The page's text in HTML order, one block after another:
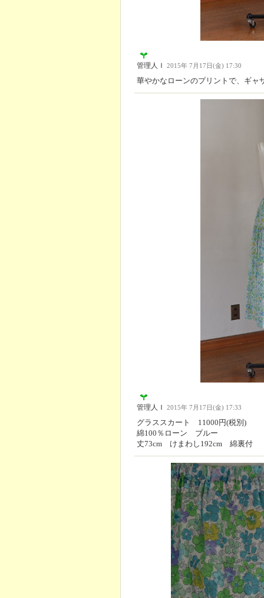
管理人Ｉ 2015年 7月17日(金) 17:30
華やかなローンのプリントで、ギャ
管理人Ｉ 2015年 7月17日(金) 17:33
グラススカート 11000円(税別)
綿100％ローン ブルー
丈73cm けまわし192cm 綿裏付